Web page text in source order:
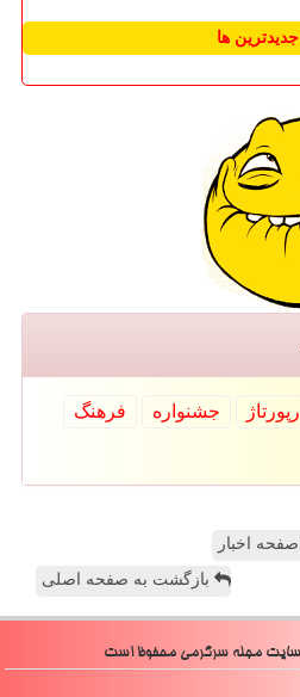
جدیدترین ها
رپورتاژ جشنواره
فرهنگ
صفحه اخبار
بازگشت به صفحه اصلی